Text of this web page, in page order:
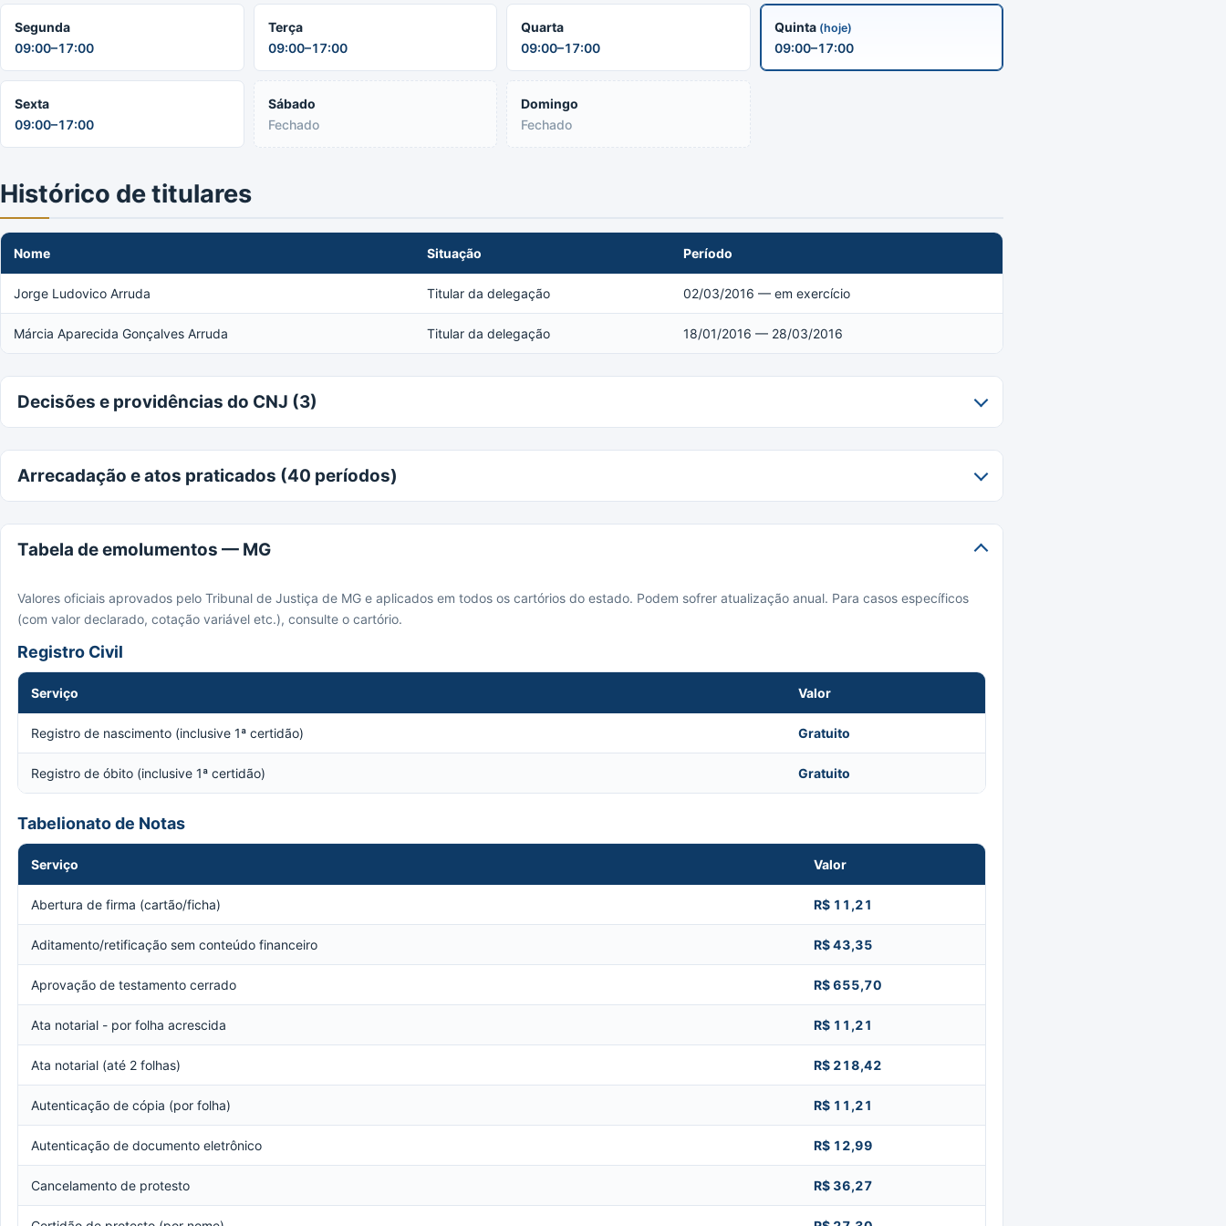
Segunda
09:00–17:00
Terça
09:00–17:00
Quarta
09:00–17:00
Quinta (hoje)
09:00–17:00
Sexta
09:00–17:00
Sábado
Fechado
Domingo
Fechado
Histórico de titulares
Nome Situação Período
Jorge Ludovico Arruda Titular da delegação 02/03/2016 — em exercício
Márcia Aparecida Gonçalves Arruda Titular da delegação 18/01/2016 — 28/03/2016
Decisões e providências do CNJ (3)
Arrecadação e atos praticados (40 períodos)
Tabela de emolumentos — MG
Valores oficiais aprovados pelo Tribunal de Justiça de MG e aplicados em todos os cartórios do estado. Podem sofrer atualização anual. Para casos específicos
(com valor declarado, cotação variável etc.), consulte o cartório.
Registro Civil
Serviço Valor
Registro de nascimento (inclusive 1ª certidão) Gratuito
Registro de óbito (inclusive 1ª certidão) Gratuito
Tabelionato de Notas
Serviço Valor
Abertura de firma (cartão/ficha) R$ 11,21
Aditamento/retificação sem conteúdo financeiro R$ 43,35
Aprovação de testamento cerrado R$ 655,70
Ata notarial - por folha acrescida R$ 11,21
Ata notarial (até 2 folhas) R$ 218,42
Autenticação de cópia (por folha) R$ 11,21
Autenticação de documento eletrônico R$ 12,99
Cancelamento de protesto R$ 36,27